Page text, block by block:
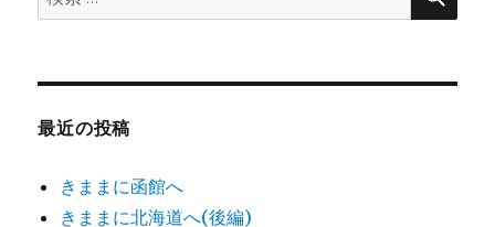
索:
最近の投稿
きままに函館へ
きままに北海道へ(後編)